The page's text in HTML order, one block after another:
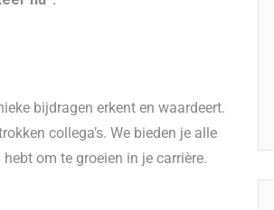
bijdragen erkent en waardeert.
collega’s. We bieden je alle
om te groeien in je carrière.